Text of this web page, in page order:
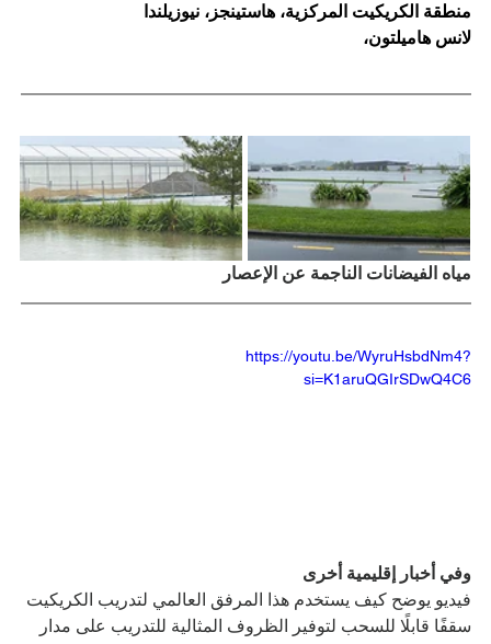
منطقة الكريكيت المركزية، هاستينجز، نيوزيلندا
لانس هاميلتون،
مياه الفيضانات الناجمة عن الإعصار
https://youtu.be/WyruHsbdNm4?
si=K1aruQGIrSDwQ4C6
وفي أخبار إقليمية أخرى
فيديو يوضح كيف يستخدم هذا المرفق العالمي لتدريب الكريكيت
سقفًا قابلًا للسحب لتوفير الظروف المثالية للتدريب على مدار